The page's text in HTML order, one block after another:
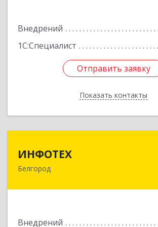
Внедрений
1С:Специалист
Отправить заявку
Показать контакты
Отправить заявку
Назад
ИНФОТЕХ
Белгород
Внедрений